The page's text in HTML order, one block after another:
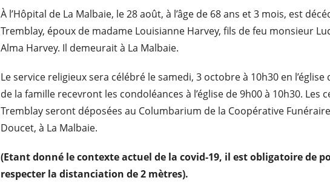
À l’Hôpital de La Malbaie, le 28 août, à l’âge de 68 ans et 3 mois, est
Tremblay, époux de madame Louisianne Harvey, fils de feu monsieur
Alma Harvey. Il demeurait à La Malbaie.
Le service religieux sera célébré le samedi, 3 octobre à 10h30 en l’église
de la famille recevront les condoléances à l’église de 9h00 à 10h30. Les
Tremblay seront déposées au Columbarium de la Coopérative
Doucet, à La Malbaie.
(Etant donné le contexte actuel de la covid-19, il est obligatoire de
respecter la distanciation de 2 mètres).